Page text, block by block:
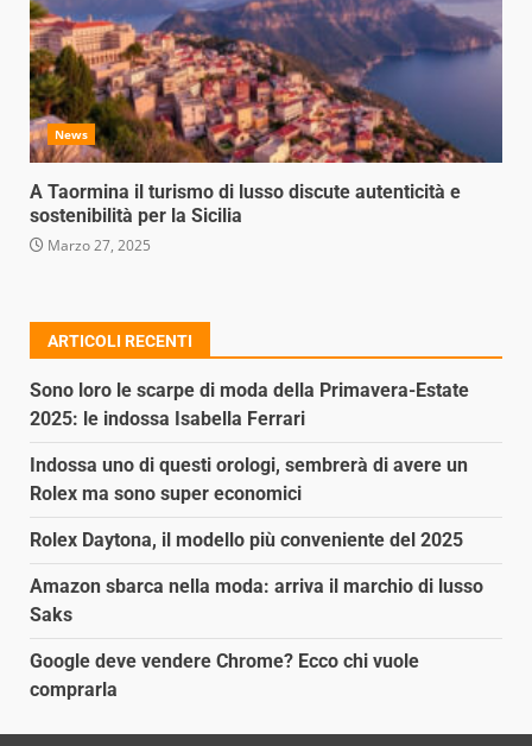
News
A Taormina il turismo di lusso discute autenticità e
sostenibilità per la Sicilia
Marzo 27, 2025
ARTICOLI RECENTI
Sono loro le scarpe di moda della Primavera-Estate
2025: le indossa Isabella Ferrari
Indossa uno di questi orologi, sembrerà di avere un
Rolex ma sono super economici
Rolex Daytona, il modello più conveniente del 2025
Amazon sbarca nella moda: arriva il marchio di lusso
Saks
Google deve vendere Chrome? Ecco chi vuole
comprarla